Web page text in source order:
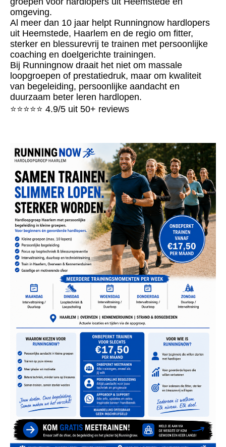
omgeving.
Al meer dan 10 jaar helpt Runningnow hardlopers
uit Heemstede, Haarlem en de regio om fitter,
sterker en blessurevrij te trainen met persoonlijke
coaching en doelgerichte trainingen.
Bij Runningnow draait het niet om massale
loopgroepen of prestatiedruk, maar om kwaliteit
van begeleiding, persoonlijke aandacht en
duurzaam beter leren hardlopen.
⭐⭐⭐⭐⭐ 4.9/5 uit 50+ reviews